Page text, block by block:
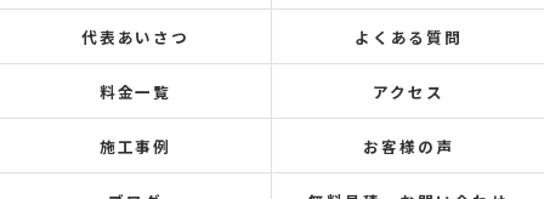
代表あいさつ よくある質問
料金一覧 アクセス
施工事例 お客様の声